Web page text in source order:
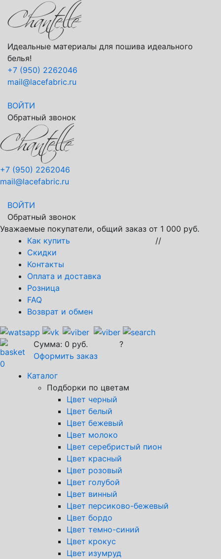
Идеальные материалы для пошива идеального
белья!
+7 (950) 2262046
mail@lacefabric.ru
ВОЙТИ
Обратный звонок
+7 (950) 2262046
mail@lacefabric.ru
ВОЙТИ
Обратный звонок
Уважаемые покупатели, общий заказ от 1 000 руб.
Как купить
Скидки
Контакты
Оплата и доставка
Розница
FAQ
Возврат и обмен
//
0
Сумма: 0 руб.
Оформить заказ
?
Каталог
Подборки по цветам
Цвет черный
Цвет белый
Цвет бежевый
Цвет молоко
Цвет серебристый пион
Цвет красный
Цвет розовый
Цвет голубой
Цвет винный
Цвет персиково-бежевый
Цвет бордо
Цвет темно-синий
Цвет крокус
Цвет изумруд